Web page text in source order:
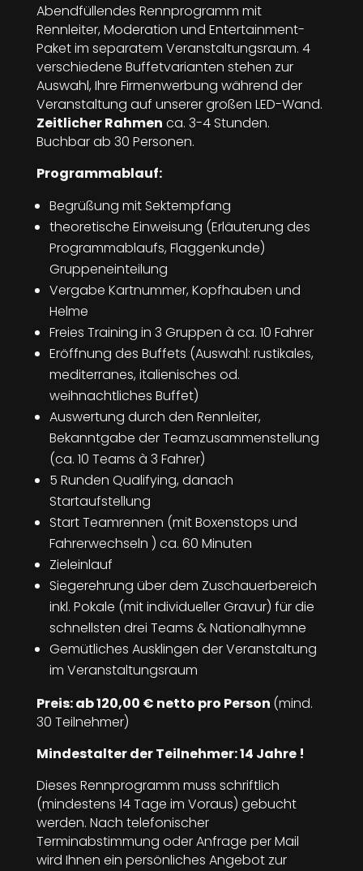
Abendfüllendes Rennprogramm mit
Rennleiter, Moderation und Entertainment-
Paket im separatem Veranstaltungsraum. 4
verschiedene Buffetvarianten stehen zur
Auswahl, Ihre Firmenwerbung während der
Veranstaltung auf unserer großen LED-Wand.
Zeitlicher Rahmen ca. 3-4 Stunden.
Buchbar ab 30 Personen.
Programmablauf:
Begrüßung mit Sektempfang
theoretische Einweisung (Erläuterung des
Programmablaufs, Flaggenkunde)
Gruppeneinteilung
Vergabe Kartnummer, Kopfhauben und
Helme
Freies Training in 3 Gruppen à ca. 10 Fahrer
Eröffnung des Buffets (Auswahl: rustikales,
mediterranes, italienisches od.
weihnachtliches Buffet)
Auswertung durch den Rennleiter,
Bekanntgabe der Teamzusammenstellung
(ca. 10 Teams à 3 Fahrer)
5 Runden Qualifying, danach
Startaufstellung
Start Teamrennen (mit Boxenstops und
Fahrerwechseln ) ca. 60 Minuten
Zieleinlauf
Siegerehrung über dem Zuschauerbereich
inkl. Pokale (mit individueller Gravur) für die
schnellsten drei Teams & Nationalhymne
Gemütliches Ausklingen der Veranstaltung
im Veranstaltungsraum
Preis: ab 120,00 € netto pro Person (mind.
30 Teilnehmer)
Mindestalter der Teilnehmer: 14 Jahre !
Dieses Rennprogramm muss schriftlich
(mindestens 14 Tage im Voraus) gebucht
werden. Nach telefonischer
Terminabstimmung oder Anfrage per Mail
wird Ihnen ein persönliches Angebot zur